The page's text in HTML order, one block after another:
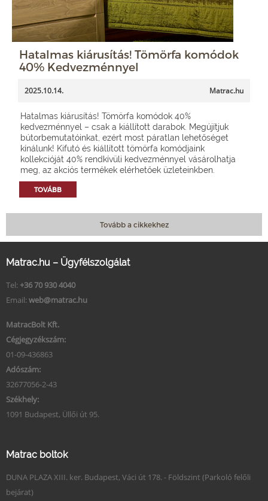
Hatalmas kiárusítás! Tömörfa komódok
40% Kedvezménnyel
2025.10.14. Matrac.hu
Hatalmas kiárusítás! Tömörfa komódok 40%
kedvezménnyel – csak a kiállított darabok. Megújítjuk
bútorbemutatóinkat, ezért most páratlan lehetőséget
kínálunk! Kifutó és kiállított tömörfa komódjaink
kollekcióját 40% rendkívüli kedvezménnyel vásárolhatja
meg, az akciós termékek elérhetőek üzleteinkben.
TOVÁBB
Tovább a cikkekhez
Matrac.hu – Ügyfélszolgálat
Tel: +36 70 930 4040
Email: web@matrac.hu
MatracBolt Kft.
Cégjegyzékszám:
01-09-436863
Adószám:
32677056-2-43
Székhely:
1091 Budapest, Üllői út 95.
Matrac boltok
DUNA PLAZA XIII. ker. Budapest, Váci út 178. - Földszint (Parkoló felőli
bejárat)